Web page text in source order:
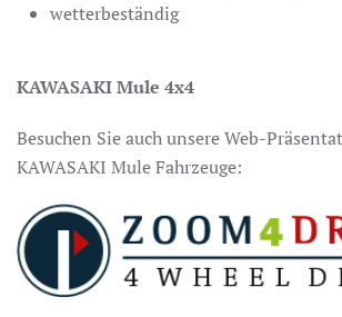
wetterbeständig
KAWASAKI Mule 4x4
Besuchen Sie auch unsere Web-
KAWASAKI Mule Fahrzeuge: